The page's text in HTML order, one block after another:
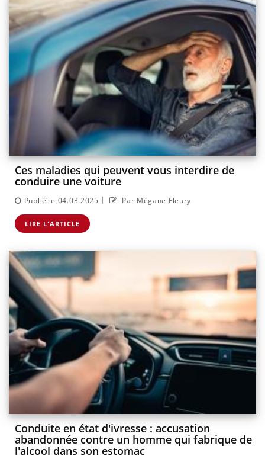
Ces maladies qui peuvent vous interdire de
conduire une voiture
Publié le 04.03.2025 | Par Mégane Fleury
LIRE L'ARTICLE
Conduite en état d'ivresse : accusation
abandonnée contre un homme qui fabrique de
l'alcool dans son estomac